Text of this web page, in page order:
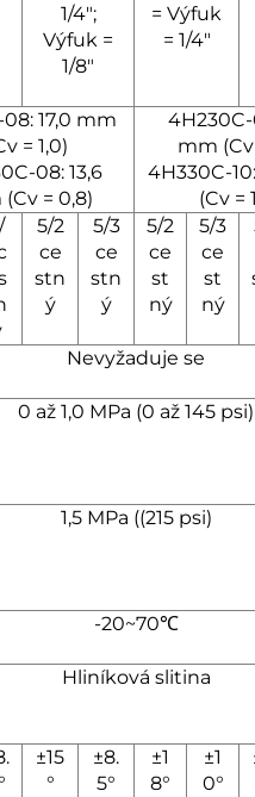
1/4";
Výfuk =
1/8"
= Výfuk
= 1/4"
17,0 mm
= 1,0)
08: 13,6
= 0,8)
4H230C-
mm (Cv
4H330C-
(Cv =
5/2
ce
stn
ý
5/3
ce
stn
ý
5/2
ce
st
ný
5/3
ce
st
ný
Nevyžaduje se
0 až 1,0 MPa (0 až 145 psi)
1,5 MPa ((215 psi)
-20~70℃
Hliníková slitina
±15
°
±8.
5°
±1
8°
±1
0°